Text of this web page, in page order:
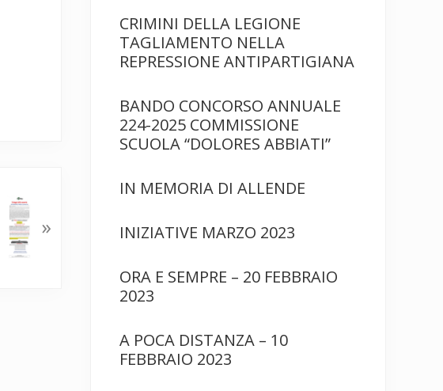
»
CRIMINI DELLA LEGIONE
TAGLIAMENTO NELLA
REPRESSIONE ANTIPARTIGIANA
BANDO CONCORSO ANNUALE
224-2025 COMMISSIONE
SCUOLA “DOLORES ABBIATI”
IN MEMORIA DI ALLENDE
INIZIATIVE MARZO 2023
ORA E SEMPRE – 20 FEBBRAIO
2023
A POCA DISTANZA – 10
FEBBRAIO 2023